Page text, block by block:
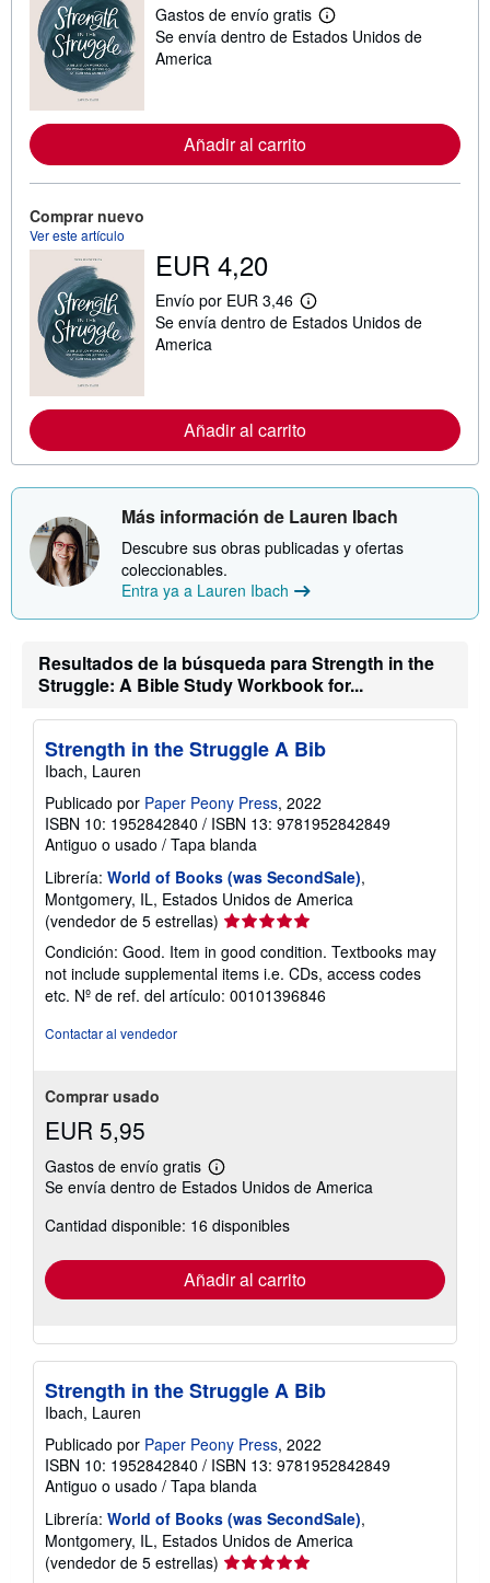
Gastos de envío gratis
M
á
o
a
c
e
l
f
a
e
n
Se envía dentro de Estados Unidos de
America
Añadir al carrito
Comprar nuevo
Ver este artículo
EUR 4,20
Envío por EUR 3,46
M
á
o
a
i
n
o
r
l
t
a
i
a
e
e
n
o
Se envía dentro de Estados Unidos de
America
Añadir al carrito
Más información de Lauren Ibach
Descubre sus obras publicadas y ofertas
coleccionables.
Entra ya a Lauren Ibach
Resultados de la búsqueda para Strength in the
Struggle: A Bible Study Workbook for...
Strength in the Struggle A Bib
Ibach, Lauren
Publicado por Paper Peony Press, 2022
ISBN 10: 1952842840 / ISBN 13: 9781952842849
Antiguo o usado / Tapa blanda
Librería: World of Books (was SecondSale),
Montgomery, IL, Estados Unidos de America
(vendedor de 5 estrellas) Calificación
vendedor:
5
de
Condición: Good. Item in good condition. Textbooks may
not include supplemental items i.e. CDs, access codes
etc. Nº de ref. del artículo: 00101396846
Contactar al vendedor
Comprar usado
EUR 5,95
Gastos de envío gratis
Más
información
las
tarifas
envío
Se envía dentro de Estados Unidos de America
Cantidad disponible: 16 disponibles
Añadir al carrito
Strength in the Struggle A Bib
Ibach, Lauren
Publicado por Paper Peony Press, 2022
ISBN 10: 1952842840 / ISBN 13: 9781952842849
Antiguo o usado / Tapa blanda
Librería: World of Books (was SecondSale),
Montgomery, IL, Estados Unidos de America
(vendedor de 5 estrellas) Calificación